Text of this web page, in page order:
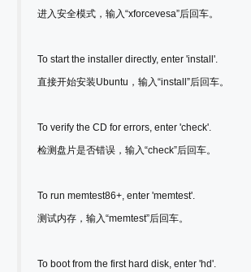
进入安全模式，输入“xforcevesa”后回车。
To start the installer directly, enter 'install'.
直接开始安装Ubuntu，输入“install”后回车。
To verify the CD for errors, enter 'check'.
检测盘片是否错误，输入“check”后回车。
To run memtest86+, enter 'memtest'.
测试内存，输入“memtest”后回车。
To boot from the first hard disk, enter 'hd'.